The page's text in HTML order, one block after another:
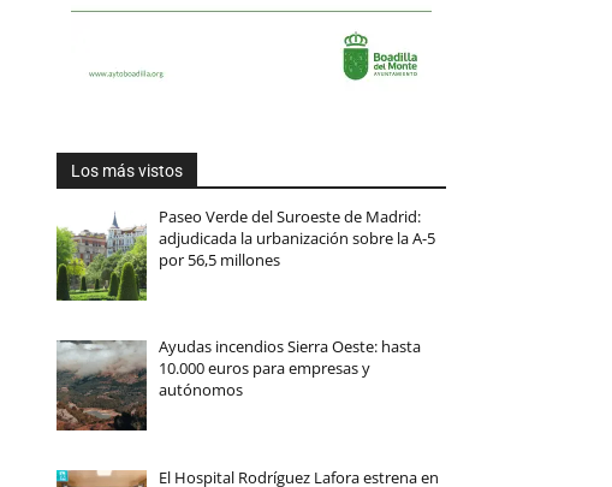
Los más vistos
Paseo Verde del Suroeste de Madrid:
adjudicada la urbanización sobre la A-5
por 56,5 millones
Ayudas incendios Sierra Oeste: hasta
10.000 euros para empresas y
autónomos
El Hospital Rodríguez Lafora estrena en